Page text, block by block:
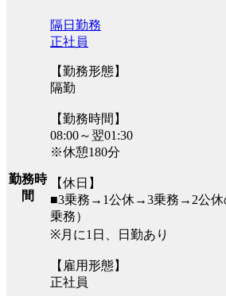
勤務時
間
隔日勤務
正社員
【勤務形態】
隔勤
【勤務時間】
08:00～翌01:30
※休憩180分
【休日】
■3乗務→1公休→3乗務→2公休
乗務）
※月に1日、日勤あり
【雇用形態】
正社員